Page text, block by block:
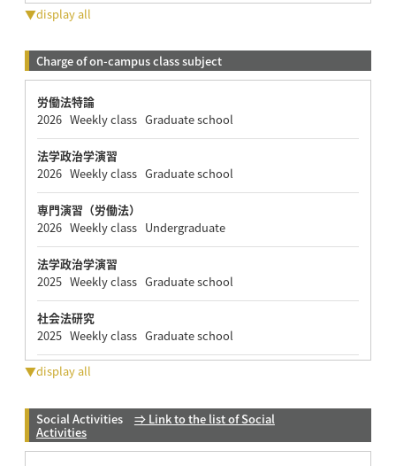
▼display all
Charge of on-campus class subject
労働法特論
2026 Weekly class Graduate school
法学政治学演習
2026 Weekly class Graduate school
専門演習（労働法）
2026 Weekly class Undergraduate
法学政治学演習
2025 Weekly class Graduate school
社会法研究
2025 Weekly class Graduate school
▼display all
Social Activities ⇒ Link to the list of Social
Activities